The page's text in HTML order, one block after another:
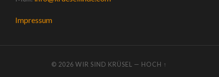
Impressum
© 2026WIR SIND KRÜSEL — HOCH ↑